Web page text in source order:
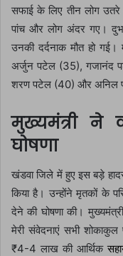
सफाई के लिए तीन लोग
पांच और लोग अंदर गए।
उनकी दर्दनाक मौत हो
अर्जुन पटेल (35), गजानंद
शरण पटेल (40) और अनिल
मुख्यमंत्री ने
घोषणा
खंडवा जिले में हुए इस बड़े
किया है। उन्होंने मृतकों के
देने की घोषणा की।
मेरी संवेदनाएं सभी शोकाकुल
₹4-4 लाख की आर्थिक